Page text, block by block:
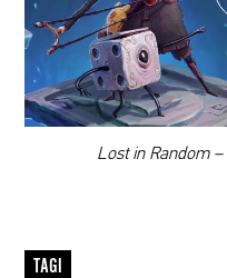
00:00
Lost in Random
TAGI